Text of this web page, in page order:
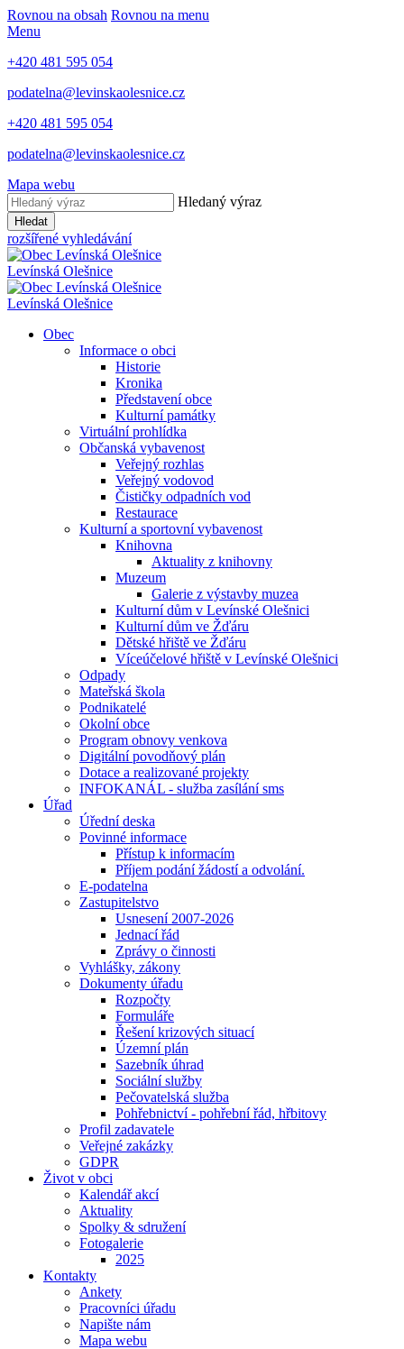
Rovnou na obsah Rovnou na menu
Menu
+420 481 595 054
podatelna@levinskaolesnice.cz
+420 481 595 054
podatelna@levinskaolesnice.cz
Mapa webu
Hledaný výraz
Hledat
rozšířené vyhledávání
Levínská Olešnice
Levínská Olešnice
Obec
Informace o obci
Historie
Kronika
Představení obce
Kulturní památky
Virtuální prohlídka
Občanská vybavenost
Veřejný rozhlas
Veřejný vodovod
Čističky odpadních vod
Restaurace
Kulturní a sportovní vybavenost
Knihovna
Aktuality z knihovny
Muzeum
Galerie z výstavby muzea
Kulturní dům v Levínské Olešnici
Kulturní dům ve Žďáru
Dětské hřiště ve Žďáru
Víceúčelové hřiště v Levínské Olešnici
Odpady
Mateřská škola
Podnikatelé
Okolní obce
Program obnovy venkova
Digitální povodňový plán
Dotace a realizované projekty
INFOKANÁL - služba zasílání sms
Úřad
Úřední deska
Povinné informace
Přístup k informacím
Příjem podání žádostí a odvolání.
E-podatelna
Zastupitelstvo
Usnesení 2007-2026
Jednací řád
Zprávy o činnosti
Vyhlášky, zákony
Dokumenty úřadu
Rozpočty
Formuláře
Řešení krizových situací
Územní plán
Sazebník úhrad
Sociální služby
Pečovatelská služba
Pohřebnictví - pohřební řád, hřbitovy
Profil zadavatele
Veřejné zakázky
GDPR
Život v obci
Kalendář akcí
Aktuality
Spolky & sdružení
Fotogalerie
2025
Kontakty
Ankety
Pracovníci úřadu
Napište nám
Mapa webu